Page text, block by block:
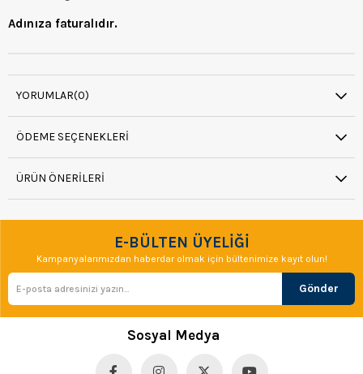
Adınıza faturalıdır.
YORUMLAR(0)
ÖDEME SEÇENEKLERI
ÜRÜN ÖNERILERI
E-BÜLTEN ÜYELİĞİ
Kampanyalarımızdan haberdar olmak için bültenimize kayıt olun!
Gönder
Sosyal Medya